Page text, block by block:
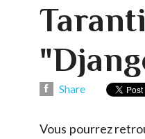
Share
Vous pourrez